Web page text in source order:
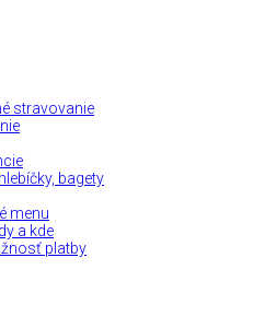
stravovanie
bagety
menu
a kde
platby